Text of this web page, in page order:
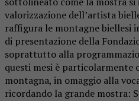
valorizzazione dell’artista
raffigura le montagne biellesi
di presentazione della
soprattutto alla
questi mesi è particolarmente
montagna, in omaggio alla
ricordando la grande mostra: